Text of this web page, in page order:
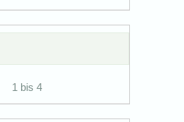
1 bis 4